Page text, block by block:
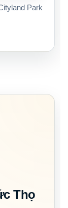
Park
Thọ